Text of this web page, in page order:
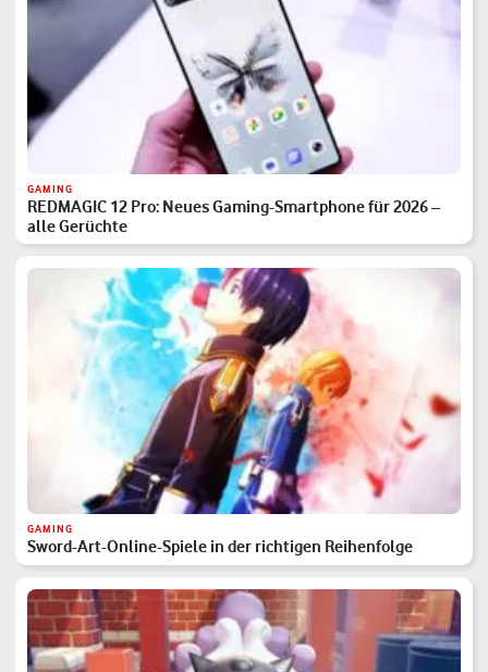
GAMING
REDMAGIC 12 Pro: Neues Gaming-Smartphone für 2026 –
alle Gerüchte
GAMING
Sword-Art-Online-Spiele in der richtigen Reihenfolge